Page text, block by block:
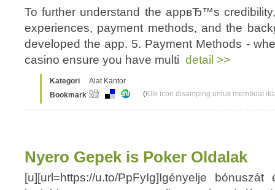
To further understand the appвЂ™s
experiences, payment methods, and the
developed the app. 5. Payment Methods -
casino ensure you have multi detail >>
Kategori
Alat Kantor
Bookmark
(Klik icon disamping untuk membuat
Nyero Gepek is Poker Oldalak
[u][url=https://u.to/PpFyIg]Igényelje